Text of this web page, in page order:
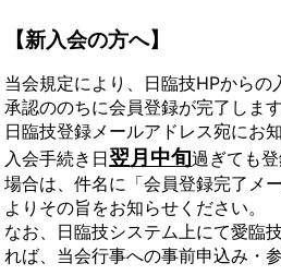
【新入会の方へ】
当会規定により、日臨技HPからの
承認ののちに会員登録が完了しま
日臨技登録メールアドレス宛にお
入会手続き日翌月中旬過ぎても
場合は、件名に「会員登録完了メ
よりその旨をお知らせください。
なお、日臨技システム上にて愛臨
れば、当会行事への事前申込み・